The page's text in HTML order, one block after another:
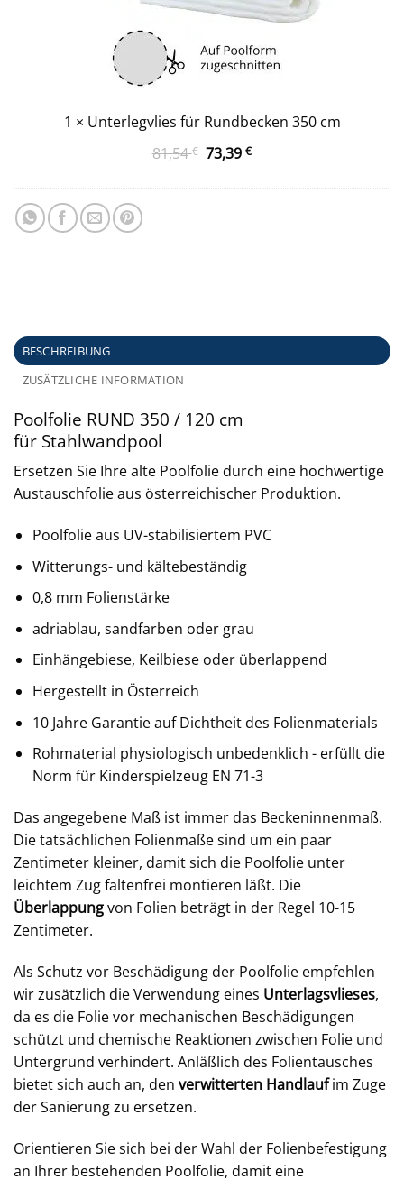
1 × Unterlegvlies für Rundbecken 350 cm
81,54€ Ursprünglicher
73,39€Aktueller
BESCHREIBUNG
ZUSÄTZLICHE INFORMATION
Poolfolie RUND 350 / 120 cm
für Stahlwandpool
Ersetzen Sie Ihre alte Poolfolie durch eine hochwertige
Austauschfolie aus österreichischer Produktion.
Poolfolie aus UV-stabilisiertem PVC
Witterungs- und kältebeständig
0,8 mm Folienstärke
adriablau, sandfarben oder grau
Einhängebiese, Keilbiese oder überlappend
Hergestellt in Österreich
10 Jahre Garantie auf Dichtheit des Folienmaterials
Rohmaterial physiologisch unbedenklich - erfüllt die
Norm für Kinderspielzeug EN 71-3
Das angegebene Maß ist immer das Beckeninnenmaß.
Die tatsächlichen Folienmaße sind um ein paar
Zentimeter kleiner, damit sich die Poolfolie unter
leichtem Zug faltenfrei montieren läßt. Die
Überlappungvon Folien beträgt in der Regel 10-15
Zentimeter.
Als Schutz vor Beschädigung der Poolfolie empfehlen
wir zusätzlich die Verwendung eines Unterlagsvlieses,
da es die Folie vor mechanischen Beschädigungen
schützt und chemische Reaktionen zwischen Folie und
Untergrund verhindert. Anläßlich des Folientausches
bietet sich auch an, den verwitterten Handlaufim Zuge
der Sanierung zu ersetzen.
Orientieren Sie sich bei der Wahl der Folienbefestigung
an Ihrer bestehenden Poolfolie, damit eine